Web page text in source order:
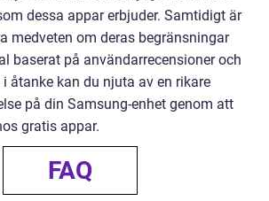
dessa appar erbjuder. Samtidigt är
medveten om deras begränsningar
baserat på användarrecensioner och
åtanke kan du njuta av en rikare
på din Samsung-enhet genom att
gratis appar.
FAQ